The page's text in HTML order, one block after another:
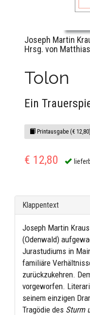
Joseph Martin
Hrsg. von
Tolon
Ein
Printausgabe (€ 12,80)
€ 12,80
Klappentext
Joseph Martin
(Odenwald)
Jurastudiums in
familiäre
zurückzukehren.
vorgeworfen.
seinem einzigen
Tragödie des Sturm